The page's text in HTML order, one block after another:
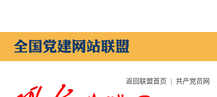
返回联盟首页 共产党员网